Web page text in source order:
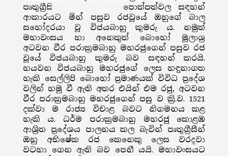
පෘතුග්‍රීසි පොත්පත්වල සඳහන්
ආකාරයට මින් පසුව රජවූයේ ඔහුගේ බාල
සහෝදරයා වූ විජයබාහු කුමරු ය. නමුත්
මහාවංසය හා අනෙකුත් බොහෝ මූලාශ්‍ර
අටවන වීර පරාක්‍රමබාහු මහරජුගෙන් පසුව රජ
වූයේ විජයබාහු කුමරු බව සඳහන් කරයි.
හයවන විජයබාහු මහරජුගේ ලෙස හඳුනාගත
හැකි සෙල්ලිපි බොහෝ ප්‍රමාණයක් විවිධ ප්‍රදේශ
වලින් හමු වී ඇති අතර එයින් එම රජු, අටවන
වීර පරාක්‍රමබාහු මහරජුගෙන් පසු ව ක්‍රි.ව. 1521
දක්වා ම රාජ්‍ය විචාළ බවට නිගමනය කළ
හැකි ය. ධර්ම පරාක්‍රමබාහු මහරජු කොළඹ
ආශ්‍රිත ප්‍රදේශය පාලනය කල බැවින් පෘතුග්‍රීසීන්
ඔහු අභිෂේක රජ කෙනෙකු ලෙස වරදවා
වටහා ගෙන ඇති බව පෙනී යයි. මහාවංසයට